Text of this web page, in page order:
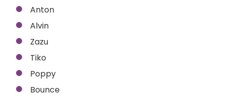
Anton
Alvin
Zazu
Tiko
Poppy
Bounce